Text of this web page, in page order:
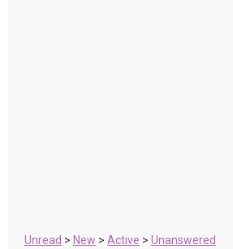
Unread > New > Active > Unanswered